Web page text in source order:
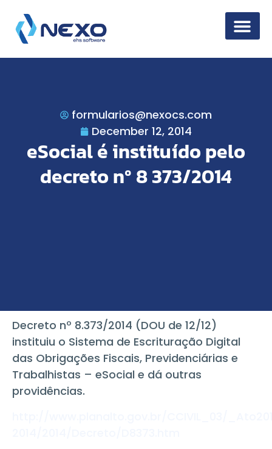
formularios@nexocs.com
December 12, 2014
eSocial é instituído pelo
decreto nº 8 373/2014
Decreto nº 8.373/2014 (DOU de 12/12)
instituiu o Sistema de Escrituração Digital
das Obrigações Fiscais, Previdenciárias e
Trabalhistas – eSocial e dá outras
providências.